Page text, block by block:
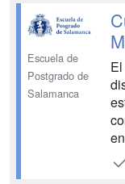
o
Escuela de
Postgrado de
Salamanca